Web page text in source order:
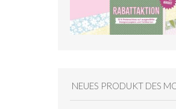
NEUES PRODUKT DES